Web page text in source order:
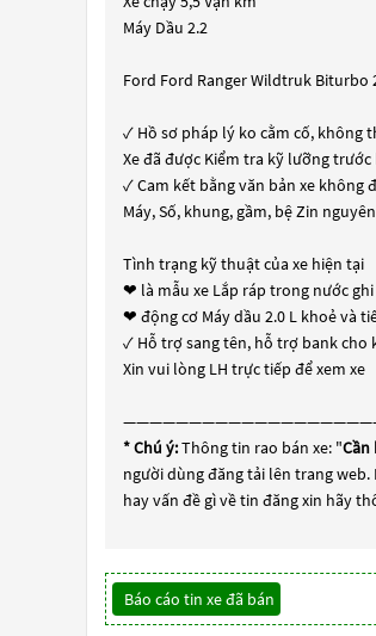
Máy Dầu 2.2
Ford Ford Ranger Wildtruk Biturbo
✓ Hồ sơ pháp lý ko cằm cố, không
Xe đã được Kiểm tra kỹ lưỡng trước
✓ Cam kết bằng văn bản xe không
Máy, Số, khung, gầm, bệ Zin
Tình trạng kỹ thuật của xe hiện tại
❤ là mẫu xe Lắp ráp trong nước
❤ động cơ Máy dầu 2.0 L khoẻ và
✓ Hỗ trợ sang tên, hỗ trợ bank cho
Xin vui lòng LH trực tiếp để xem xe
* Chú ý:Thông tin rao bán xe: "Cần
người dùng đăng tải lên trang
hay vấn đề gì về tin đăng xin hãy
Báo cáo tin xe đã bán